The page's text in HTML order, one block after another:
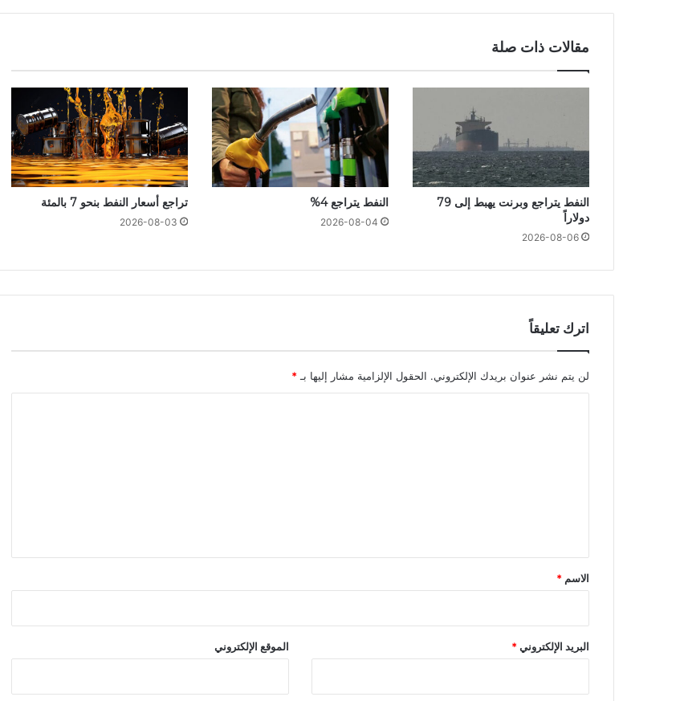
مقالات ذات صلة
النفط يتراجع وبرنت يهبط إلى 79
دولاراً
2026-08-06
النفط يتراجع 4%
2026-08-04
تراجع أسعار النفط بنحو 7 بالمئة
2026-08-03
اترك تعليقاً
لن يتم نشر عنوان بريدك الإلكتروني. الحقول الإلزامية مشار إليها بـ *
*
الاسم *
البريد الإلكتروني* الموقع الإلكتروني